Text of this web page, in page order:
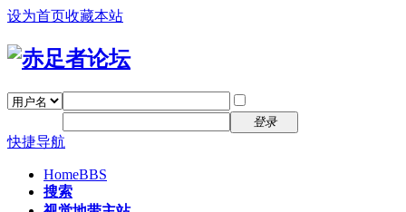
设为首页收藏本站
登录
快捷导航
HomeBBS
搜索